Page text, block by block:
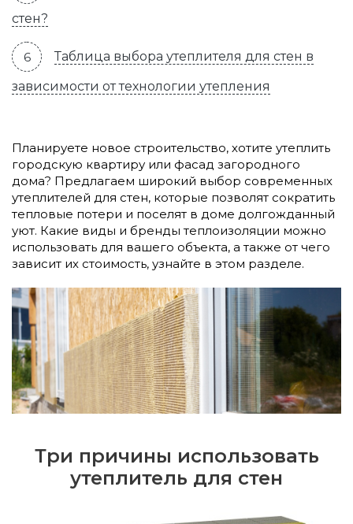
стен?
Таблица выбора утеплителя для стен в
зависимости от технологии утепления
Планируете новое строительство, хотите утеплить
городскую квартиру или фасад загородного
дома? Предлагаем широкий выбор современных
утеплителей для стен, которые позволят сократить
тепловые потери и поселят в доме долгожданный
уют. Какие виды и бренды теплоизоляции можно
использовать для вашего объекта, а также от чего
зависит их стоимость, узнайте в этом разделе.
Три причины использовать
утеплитель для стен